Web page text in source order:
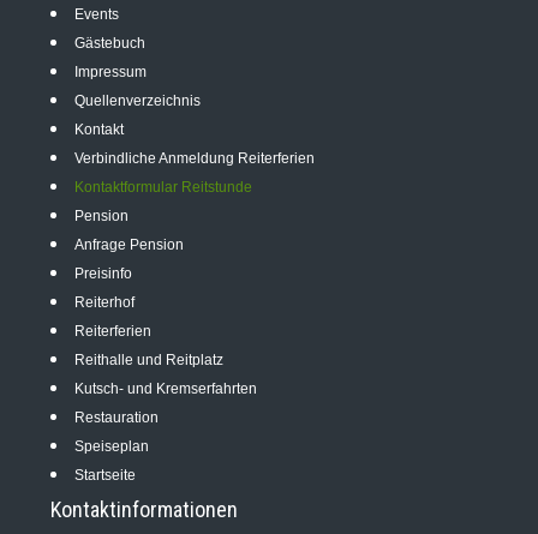
Events
Gästebuch
Impressum
Quellenverzeichnis
Kontakt
Verbindliche Anmeldung Reiterferien
Kontaktformular Reitstunde
Pension
Anfrage Pension
Preisinfo
Reiterhof
Reiterferien
Reithalle und Reitplatz
Kutsch- und Kremserfahrten
Restauration
Speiseplan
Startseite
Kontaktinformationen